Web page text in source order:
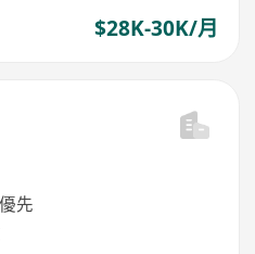
$28K-30K/月
先